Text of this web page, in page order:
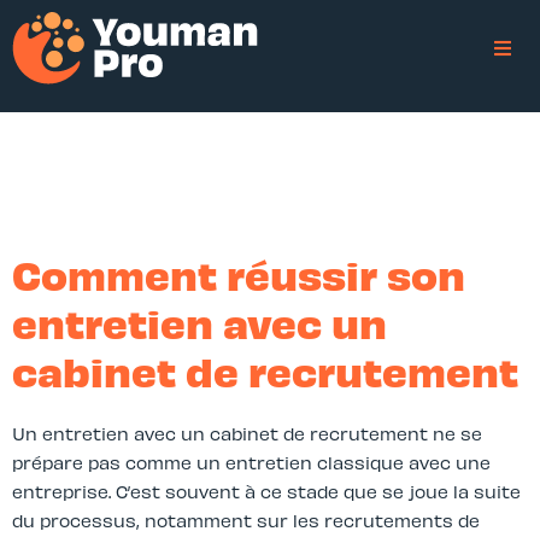
Comment réussir son
entretien avec un
cabinet de recrutement
Un entretien avec un cabinet de recrutement ne se
prépare pas comme un entretien classique avec une
entreprise. C’est souvent à ce stade que se joue la suite
du processus, notamment sur les recrutements de